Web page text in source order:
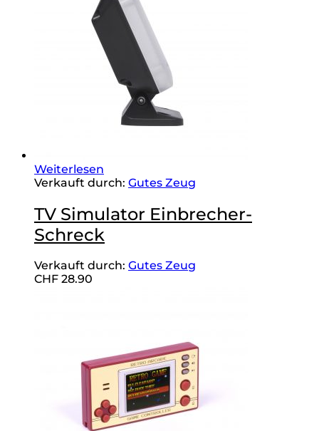
Weiterlesen
Verkauft durch: Gutes Zeug
TV Simulator Einbrecher-
Schreck
Verkauft durch: Gutes Zeug
CHF 28.90